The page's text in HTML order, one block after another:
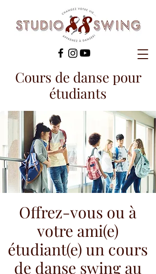
Cours de danse pour
étudiants
Offrez-vous ou à
votre ami(e)
étudiant(e) un cours
de danse swing au